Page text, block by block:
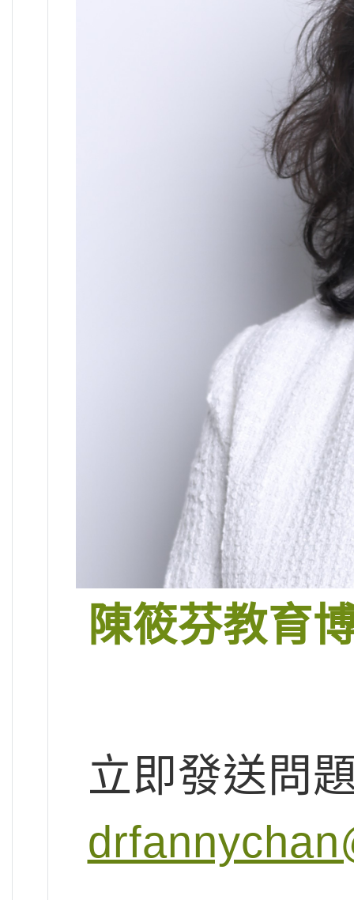
陳筱芬教育
立即發送問